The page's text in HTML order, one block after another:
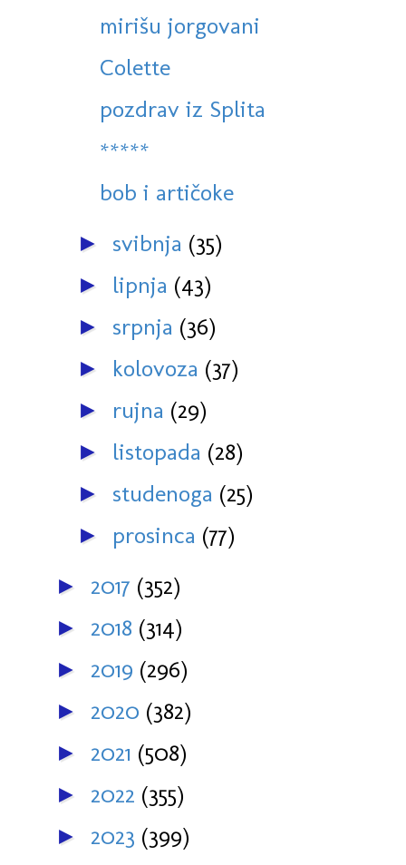
mirišu jorgovani
Colette
pozdrav iz Splita
*****
bob i artičoke
► svibnja (35)
► lipnja (43)
► srpnja (36)
► kolovoza (37)
► rujna (29)
► listopada (28)
► studenoga (25)
► prosinca (77)
► 2017 (352)
► 2018 (314)
► 2019 (296)
► 2020 (382)
► 2021 (508)
► 2022 (355)
► 2023 (399)